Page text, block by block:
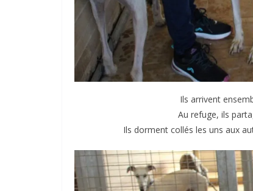
Ils arrivent
Au refuge, ils
Ils dorment collés les uns aux